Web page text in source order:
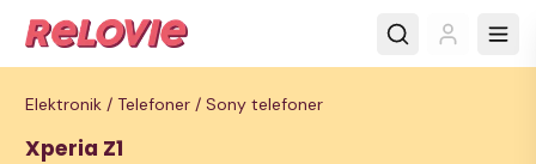
Elektronik / Telefoner / Sony telefoner
Xperia Z1